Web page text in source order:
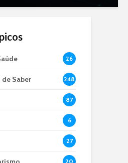
26
de Saber 248
87
6
27
20